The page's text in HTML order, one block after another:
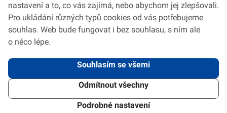
2026 © VeV-VA Vyškov • Informace jsou poskytovány v souladu se zákonem
Design Systém 4.6.3
nastavení a to, co vás zajímá, nebo abychom jej zlepšovali.
Pro ukládání různých typů cookies od vás potřebujeme
souhlas. Web bude fungovat i bez souhlasu, s ním ale
o něco lépe.
Souhlasím se všemi
Odmítnout všechny
Podrobné nastavení